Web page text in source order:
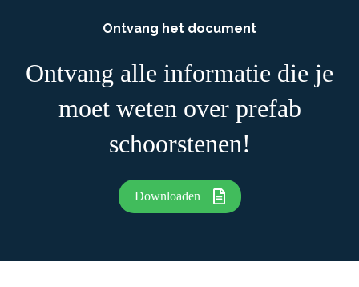
Ontvang het document
Ontvang alle informatie die je
moet weten over prefab
schoorstenen!
Downloaden